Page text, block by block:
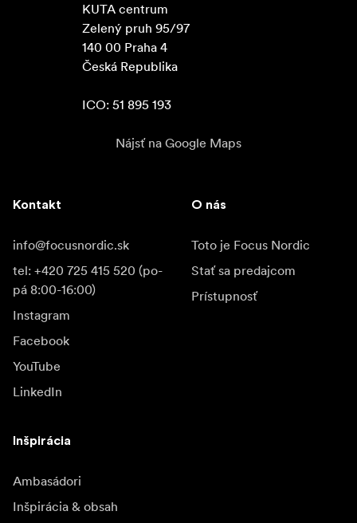
KUTA centrum
Zelený pruh 95/97
140 00 Praha 4
Česká Republika
ICO: 51 895 193
Nájsť na Google Maps
Kontakt
info@focusnordic.sk
tel: +420 725 415 520 (po-
pá 8:00-16:00)
Instagram
Facebook
YouTube
LinkedIn
O nás
Toto je Focus Nordic
Stať sa predajcom
Prístupnosť
Inšpirácia
Ambasádori
Inšpirácia & obsah